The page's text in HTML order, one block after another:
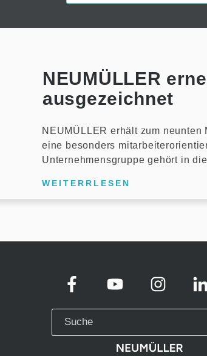
NEUMÜLLER
ausgezeichnet
NEUMÜLLER erhält zum
eine besonders
Unternehmensgruppe gehört in
WEITERRLESEN